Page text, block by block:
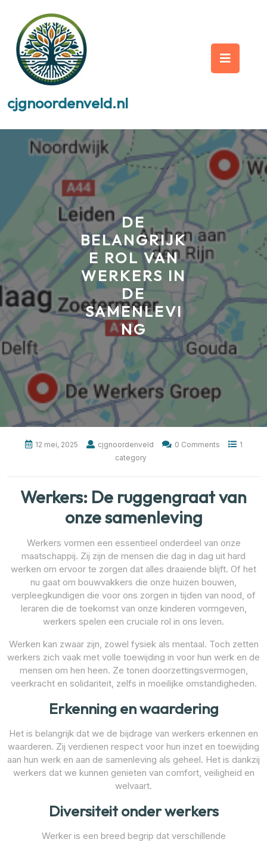
content
cjgnoordenveld.nl
DE
BELANGRIJK
E ROL VAN
WERKERS IN
DE
SAMENLEVI
NG
12 mei, 2025 cjgnoordenveld 0 Comments
1
category
Werkers: De ruggengraat van
onze samenleving
Werkers vormen een essentieel onderdeel van onze
maatschappij. Zij zijn de mensen die dag in dag uit hard
werken om ervoor te zorgen dat alles draaiende blijft. Of het
nu gaat om bouwvakkers die onze huizen bouwen,
verpleegkundigen die voor ons zorgen in tijden van nood, of
leraren die de toekomst van onze kinderen vormgeven,
werkers spelen een cruciale rol in ons leven.
Werken kan zwaar zijn, zowel fysiek als mentaal. Toch zetten
werkers zich vaak met volle toewijding in voor hun werk en de
mensen om hen heen. Ze tonen doorzettingsvermogen,
veerkracht en solidariteit, zelfs in moeilijke omstandigheden.
Erkenning en waardering
Het is belangrijk dat we de bijdrage van werkers erkennen en
waarderen. Zij verdienen respect voor hun inzet en toewijding
aan hun werk en aan de samenleving als geheel. Het is dankzij
werkers dat we kunnen genieten van comfort, veiligheid en
welvaart.
Diversiteit onder werkers
Werker is een breed begrip dat verschillende